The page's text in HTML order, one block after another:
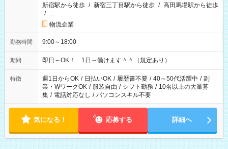
新宿駅から徒歩 / 新宿三丁目駅から徒歩 / 高田馬場駅から徒歩
/ …
物流企業
勤務時間 9:00～18:00
期間 即日～OK！ 1日～働けます＾＾（規定あり）
特徴 週1日からOK / 日払いOK / 履歴書不要 / 40～50代活躍中 / 副
業・WワークOK / 服装自由 / シフト勤務 / 10名以上の大量募
集 / 電話対応なし / パソコンスキル不要
気になる！ 応募する 詳細へ